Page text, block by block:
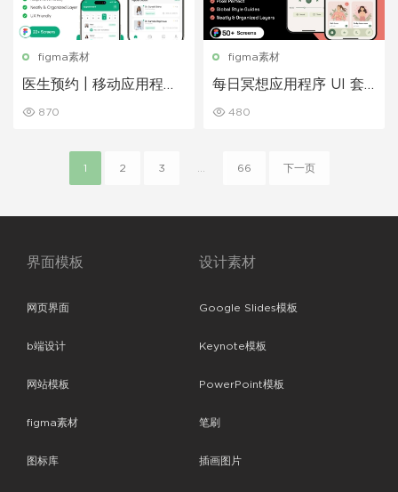
figma素材
医生预约 | 移动应用程序
870
figma素材
每日冥想应用程序 UI 套
480
1 2 3 66 下一页
界面模板
网页界面
b端设计
网站模板
figma素材
图标库
设计素材
Google Slides模板
Keynote模板
PowerPoint模板
笔刷
插画图片